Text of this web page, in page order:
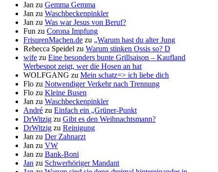
Jan zu Gemma Gemma
Jan zu Waschbeckenpinkler
Jan zu Was war Jesus von Beruf?
Fun zu Corona Impfung
FrisurenMachen.de zu „Warum hast du alter Jung
Rebecca Speidel zu Warum stinken Ossis so? D
wife zu Eine besonders bunte Grillsaison – Kaufland
Werbespot zeigt, wer die Hosen an hat
WOLFGANG zu Mein schatz=> ich liebe dich
Flo zu Notwendiger Verkehr nach Trennung
Flo zu Kleine Busen
Jan zu Waschbeckenpinkler
André zu Einfach ein „Grüner-Punkt
DrWitzig zu Gibt es den Weihnachtsmann?
DrWitzig zu Reinigung
Jan zu Der Zahnarzt
Jan zu VW
Jan zu Bank-Boni
Jan zu Schwerhöriger Mandant